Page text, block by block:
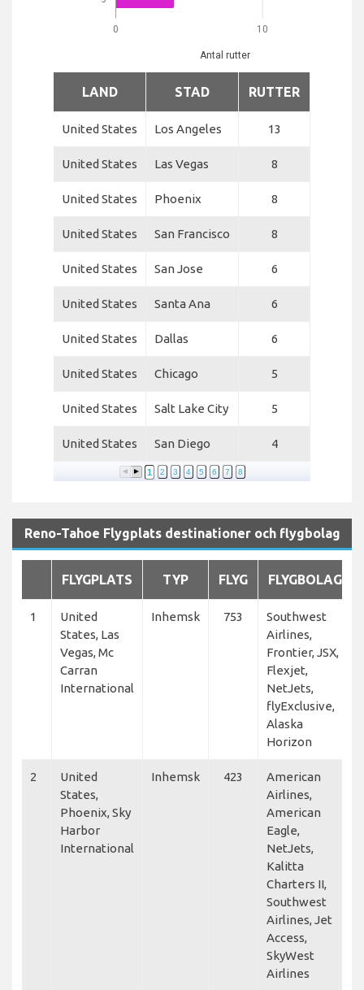
0 10
Antal rutter
LAND STAD RUTTER
United States Los Angeles 13
United States Las Vegas 8
United States Phoenix 8
United States San Francisco 8
United States San Jose 6
United States Santa Ana 6
United States Dallas 6
United States Chicago 5
United States Salt Lake City 5
United States San Diego 4
1 2 3 4 5 6 7 8
Reno-Tahoe Flygplats destinationer och flygbolag
FLYGPLATS TYP FLYG FLYGBOLAG
1
United
States, Las
Vegas, Mc
Carran
International
Inhemsk 753
Southwest
Airlines,
Frontier, JSX,
Flexjet,
NetJets,
flyExclusive,
Alaska
Horizon
2
United
States,
Phoenix, Sky
Harbor
International
Inhemsk 423
American
Airlines,
American
Eagle,
NetJets,
Kalitta
Charters II,
Southwest
Airlines, Jet
Access,
SkyWest
Airlines